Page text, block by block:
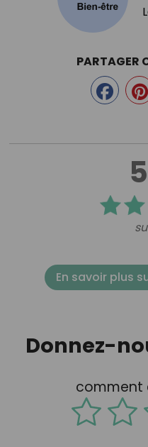
PARTAGER
En savoir plus
Donnez-
comment